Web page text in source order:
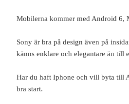
Mobilerna kommer med Android 6,
Sony är bra på design även på
känns enklare och elegantare än till
Har du haft Iphone och vill byta till
bra start.